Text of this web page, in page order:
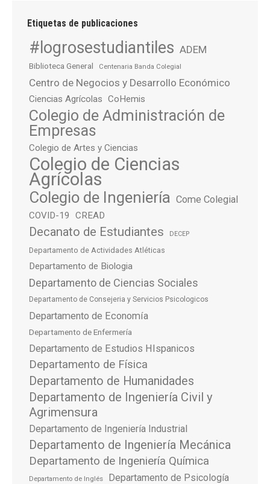
Etiquetas de publicaciones
#logrosestudiantiles ADEM
Biblioteca General Centenaria Banda Colegial
Centro de Negocios y Desarrollo Económico
Ciencias Agrícolas CoHemis
Colegio de Administración de
Empresas
Colegio de Artes y Ciencias
Colegio de Ciencias
Agrícolas
Colegio de Ingeniería Come Colegial
COVID-19 CREAD
Decanato de Estudiantes DECEP
Departamento de Actividades Atléticas
Departamento de Biologia
Departamento de Ciencias Sociales
Departamento de Consejeria y Servicios Psicologicos
Departamento de Economía
Departamento de Enfermería
Departamento de Estudios HIspanicos
Departamento de Física
Departamento de Humanidades
Departamento de Ingeniería Civil y
Agrimensura
Departamento de Ingeniería Industrial
Departamento de Ingeniería Mecánica
Departamento de Ingeniería Química
Departamento de Inglés Departamento de Psicología